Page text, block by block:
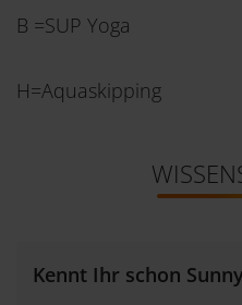
B =SUP Yoga
H=Aquaskipping
Kennt Ihr schon